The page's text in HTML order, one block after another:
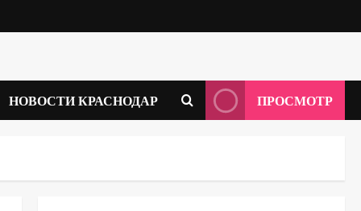
НОВОСТИ КРАСНОДАР ПРОСМОТР